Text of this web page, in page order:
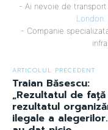
- Ai nevoie de
London
- Companie
ARTICOLUL PRECEDENT
Traian Băsescu:
„Rezultatul de
rezultatul
ilegale a